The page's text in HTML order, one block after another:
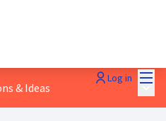
Log in
& Ideas Main